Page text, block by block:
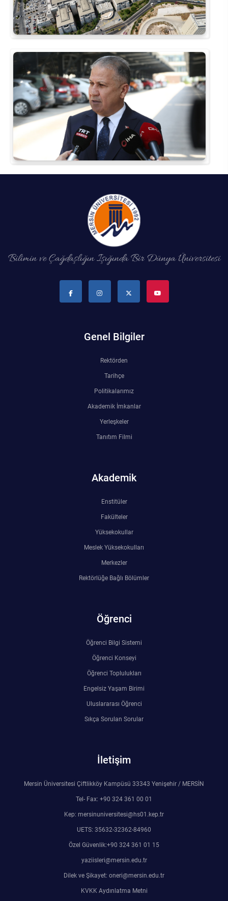
Bilimin ve Çağdaşlığın Işığında Bir Dünya Üniversitesi
Genel Bilgiler
Rektörden
Tarihçe
Politikalarımız
Akademik İmkanlar
Yerleşkeler
Tanıtım Filmi
Akademik
Enstitüler
Fakülteler
Yüksekokullar
Meslek Yüksekokulları
Merkezler
Rektörlüğe Bağlı Bölümler
Öğrenci
Öğrenci Bilgi Sistemi
Öğrenci Konseyi
Öğrenci Toplulukları
Engelsiz Yaşam Birimi
Uluslararası Öğrenci
Sıkça Sorulan Sorular
İletişim
Mersin Üniversitesi Çiftlikköy Kampüsü 33343 Yenişehir / MERSİN
Tel- Fax: +90 324 361 00 01
Kep: mersinuniversitesi@hs01.kep.tr
UETS: 35632-32362-84960
Özel Güvenlik:+90 324 361 01 15
yaziisleri@mersin.edu.tr
Dilek ve Şikayet: oneri@mersin.edu.tr
KVKK Aydınlatma Metni